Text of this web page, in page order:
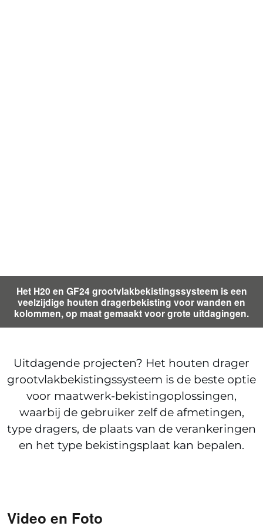
Het H20 en GF24 grootvlakbekistingssysteem is een
veelzijdige houten dragerbekisting voor wanden en
kolommen, op maat gemaakt voor grote uitdagingen.
Uitdagende projecten? Het houten drager
grootvlakbekistingssysteem is de beste optie
voor maatwerk-bekistingoplossingen,
waarbij de gebruiker zelf de afmetingen,
type dragers, de plaats van de verankeringen
en het type bekistingsplaat kan bepalen.
Video en Foto